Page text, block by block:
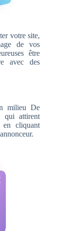
votre site,
de vos
être
avec des
milieu De
qui attirent
en cliquant